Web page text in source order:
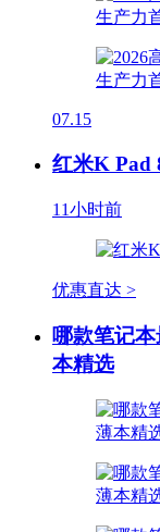
07.15
红米K Pad
11小时前
优惠直达 >
哪款笔记
本精选